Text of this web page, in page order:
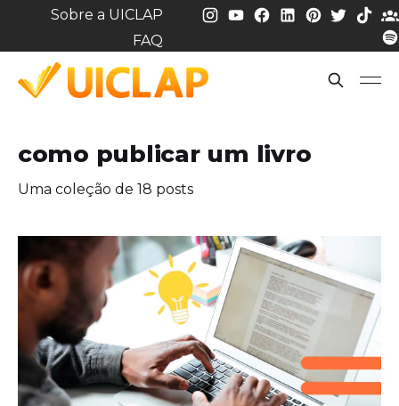
Sobre a UICLAP
FAQ
como publicar um livro
Uma coleção de 18 posts